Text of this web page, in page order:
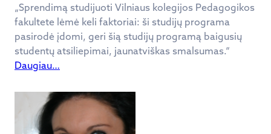
„Sprendimą studijuoti Vilniaus kolegijos Pedagogikos
fakultete lėmė keli faktoriai: ši studijų programa
pasirodė įdomi, geri šią studijų programą baigusių
studentų atsiliepimai, jaunatviškas smalsumas.“
Daugiau…